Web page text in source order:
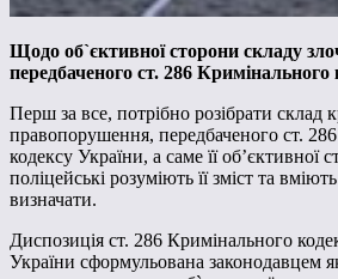
Щодо об`єктивної сторони складу
передбаченого ст. 286 Кримінального
Перш за все, потрібно розібрати склад
правопорушення, передбаченого ст.
кодексу України, а саме її об’єктивної
поліцейські розуміють її зміст та
визначати.
Диспозиція ст. 286 Кримінального
України сформульована законодавцем